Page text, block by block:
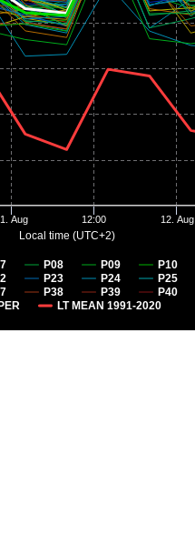
Local time (UTC+2)
P08 P09 P10
P23 P24 P25
P38 P39 P40
LT MEAN 1991-2020
Aug 12:00 12. Aug